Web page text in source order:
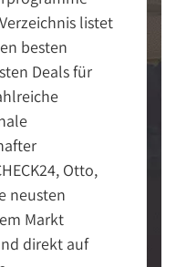
listet
besten
Deals für
Otto,
neusten
Markt
direkt auf